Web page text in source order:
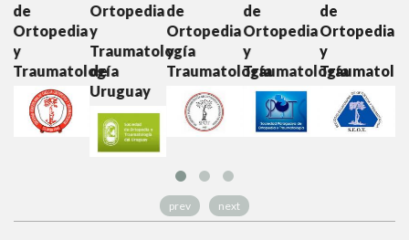
Ortopedia
y
Traumatología
de
Uruguay
de
Ortopedia
y
Traumatología
de
Ortopedia
y
Traumatología
de
Ortopedia
Traumatología
de
Ortopedia
prev next